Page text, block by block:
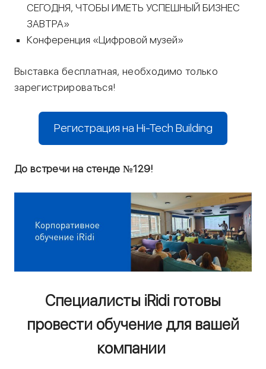
СЕГОДНЯ, ЧТОБЫ ИМЕТЬ УСПЕШНЫЙ БИЗНЕС
ЗАВТРА»
Конференция «Цифровой музей»
Выставка бесплатная, необходимо только
зарегистрироваться!
Регистрация на Hi-Tech Building
До встречи на стенде №129!
Специалисты iRidi готовы
провести обучение для вашей
компании